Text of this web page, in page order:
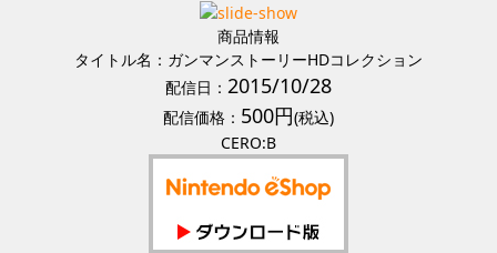
商品情報
タイトル名：ガンマンストーリーHDコレクション
配信日： 2015/10/28
配信価格： 500円(税込)
CERO:B